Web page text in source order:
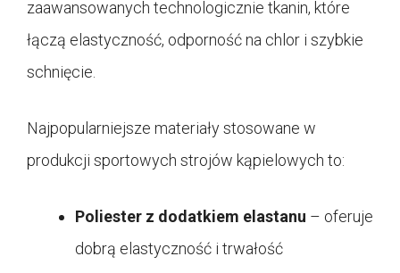
zaawansowanych technologicznie tkanin, które
łączą elastyczność, odporność na chlor i szybkie
schnięcie.
Najpopularniejsze materiały stosowane w
produkcji sportowych strojów kąpielowych to:
Poliester z dodatkiem elastanu – oferuje
dobrą elastyczność i trwałość